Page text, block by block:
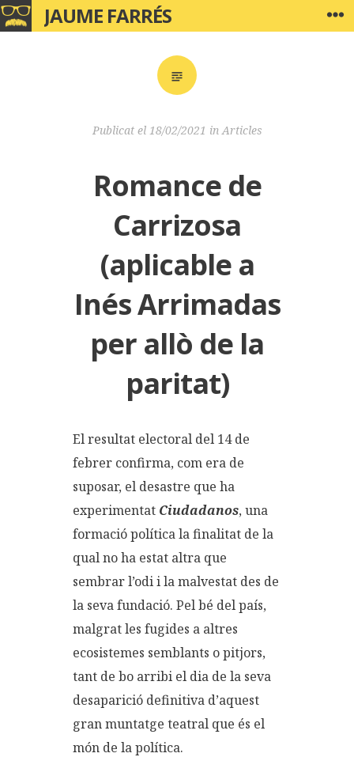
Vés
al
JAUME FARRÉS
Publicat el 18/02/2021 inArticles
Romance de
Carrizosa
(aplicable a
Inés Arrimadas
per allò de la
paritat)
El resultat electoral del 14 de
febrer confirma, com era de
suposar, el desastre que ha
experimentat Ciudadanos, una
formació política la finalitat de la
qual no ha estat altra que
sembrar l’odi i la malvestat des de
la seva fundació. Pel bé del país,
malgrat les fugides a altres
ecosistemes semblants o pitjors,
tant de bo arribi el dia de la seva
desaparició definitiva d’aquest
gran muntatge teatral que és el
món de la política.